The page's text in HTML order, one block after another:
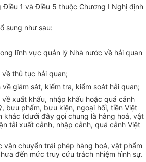
Điều 1 và Điều 5 thuộc Chương I Nghị định
sung như sau:
lĩnh vực quản lý Nhà nước về hải quan
thủ tục hải quan;
giám sát, kiểm tra, kiểm soát hải quan;
xuất khẩu, nhập khẩu hoặc quá cảnh
bưu phẩm, bưu kiện, ngoại hối, tiền Việt
khác (dưới đây gọi chung là hàng hoá, vật
tải xuất cảnh, nhập cảnh, quá cảnh Việt
vận chuyển trái phép hàng hoá, vật phẩm
đến mức truy cứu trách nhiệm hình sự.